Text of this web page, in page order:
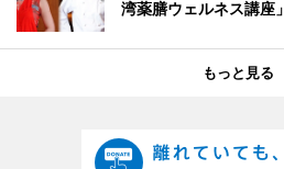
湾薬膳ウェルネス講座」
もっと見る